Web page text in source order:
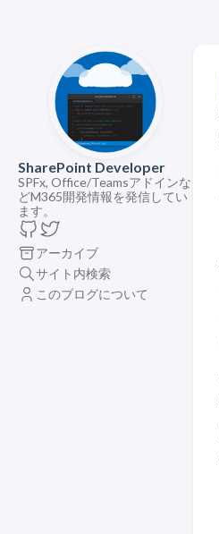
SharePoint Developer
SPFx, Office/Teamsアドインな
どM365開発情報を発信してい
ます。
アーカイブ
サイト内検索
このブログについて